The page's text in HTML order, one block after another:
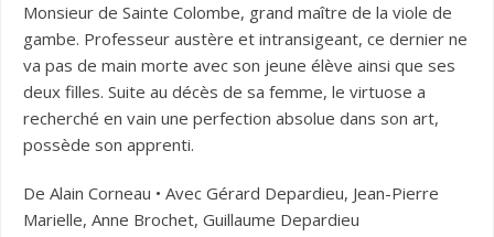
Monsieur de Sainte Colombe, grand maître de la viole de
gambe. Professeur austère et intransigeant, ce dernier ne
va pas de main morte avec son jeune élève ainsi que ses
deux filles. Suite au décès de sa femme, le virtuose a
recherché en vain une perfection absolue dans son art,
possède son apprenti.
De Alain Corneau • Avec Gérard Depardieu, Jean-Pierre
Marielle, Anne Brochet, Guillaume Depardieu